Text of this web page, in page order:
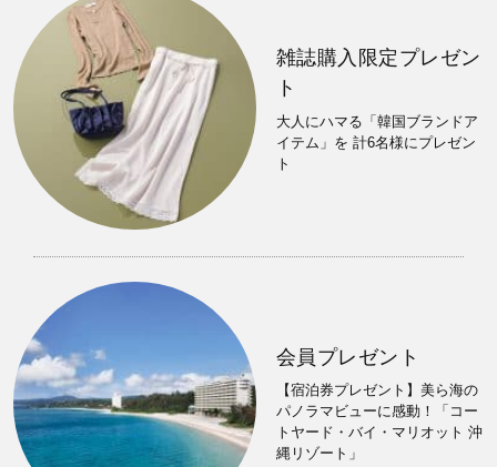
雑誌購入限定プレゼン
ト
大人にハマる「韓国ブランドア
イテム」を 計6名様にプレゼン
ト
会員プレゼント
【宿泊券プレゼント】美ら海の
パノラマビューに感動！「コー
トヤード・バイ・マリオット 沖
縄リゾート」